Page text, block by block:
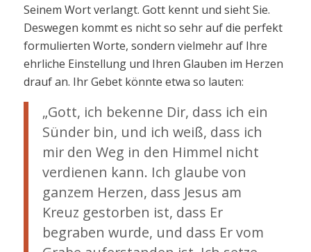
Seinem Wort verlangt. Gott kennt und sieht Sie.
Deswegen kommt es nicht so sehr auf die perfekt
formulierten Worte, sondern vielmehr auf Ihre
ehrliche Einstellung und Ihren Glauben im Herzen
drauf an. Ihr Gebet könnte etwa so lauten:
„Gott, ich bekenne Dir, dass ich ein
Sünder bin, und ich weiß, dass ich
mir den Weg in den Himmel nicht
verdienen kann. Ich glaube von
ganzem Herzen, dass Jesus am
Kreuz gestorben ist, dass Er
begraben wurde, und dass Er vom